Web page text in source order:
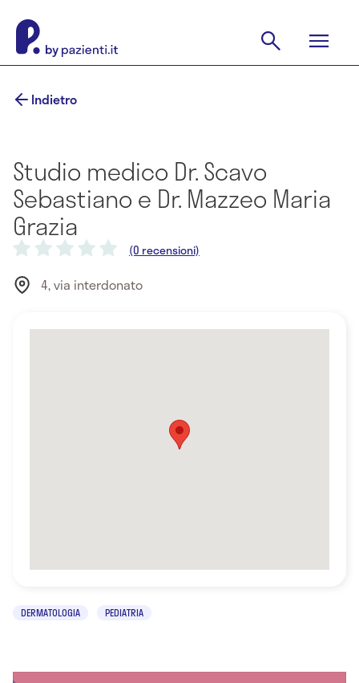
Indietro
Studio medico Dr. Scavo
Sebastiano e Dr. Mazzeo Maria
Grazia
(0 recensioni)
4, via interdonato
DERMATOLOGIA PEDIATRIA